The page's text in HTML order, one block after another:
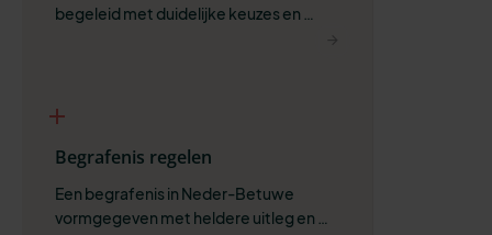
begeleid met duidelijke keuzes en
Begrafenis regelen
Een begrafenis in Neder-Betuwe
vormgegeven met heldere uitleg en